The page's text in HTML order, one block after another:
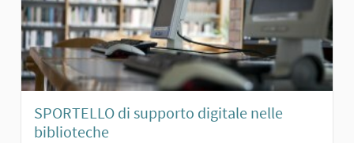
SPORTELLO di supporto digitale nelle
biblioteche